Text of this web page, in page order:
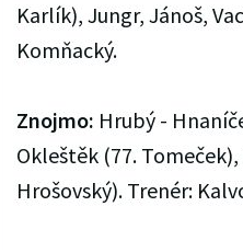
Karlík), Jungr, Jánoš,
Komňacký.
Znojmo: Hrubý -
Okleštěk (77.
Hrošovský). Trenér: